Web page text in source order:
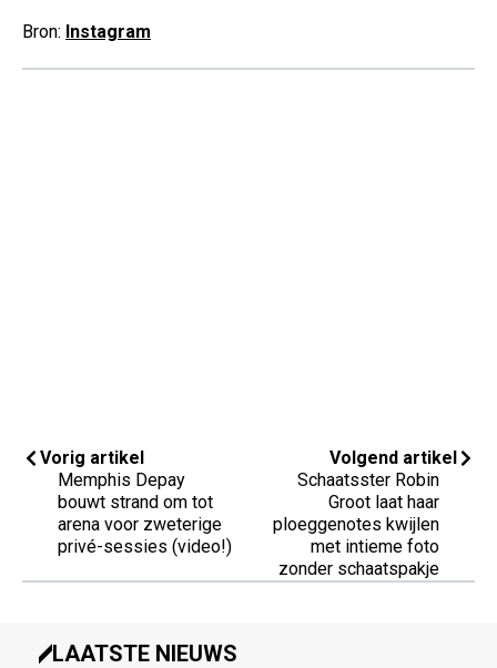
Bron: Instagram
Vorig artikel
Memphis Depay
bouwt strand om tot
arena voor zweterige
privé-sessies (video!)
Volgend artikel
Schaatsster Robin
Groot laat haar
ploeggenotes kwijlen
met intieme foto
zonder schaatspakje
LAATSTE NIEUWS